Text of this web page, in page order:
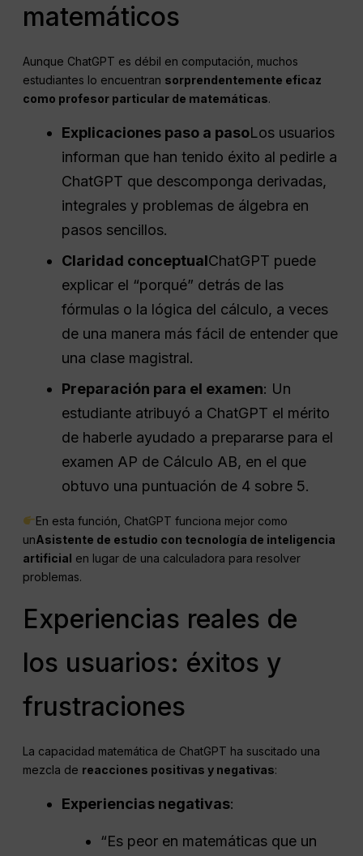
matemáticos
Aunque ChatGPT es débil en computación, muchos
estudiantes lo encuentran sorprendentemente eficaz
como profesor particular de matemáticas.
Explicaciones paso a pasoLos usuarios
informan que han tenido éxito al pedirle a
ChatGPT que descomponga derivadas,
integrales y problemas de álgebra en
pasos sencillos.
Claridad conceptualChatGPT puede
explicar el “porqué” detrás de las
fórmulas o la lógica del cálculo, a veces
de una manera más fácil de entender que
una clase magistral.
Preparación para el examen: Un
estudiante atribuyó a ChatGPT el mérito
de haberle ayudado a prepararse para el
examen AP de Cálculo AB, en el que
obtuvo una puntuación de 4 sobre 5.
En esta función, ChatGPT funciona mejor como
unAsistente de estudio con tecnología de inteligencia
artificial en lugar de una calculadora para resolver
problemas.
Experiencias reales de
los usuarios: éxitos y
frustraciones
La capacidad matemática de ChatGPT ha suscitado una
mezcla de reacciones positivas y negativas:
Experiencias negativas:
“Es peor en matemáticas que un